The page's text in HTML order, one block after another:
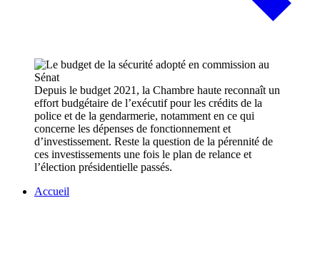
Depuis le budget 2021, la Chambre haute reconnaît un
effort budgétaire de l’exécutif pour les crédits de la
police et de la gendarmerie, notamment en ce qui
concerne les dépenses de fonctionnement et
d’investissement. Reste la question de la pérennité de
ces investissements une fois le plan de relance et
l’élection présidentielle passés.
Accueil